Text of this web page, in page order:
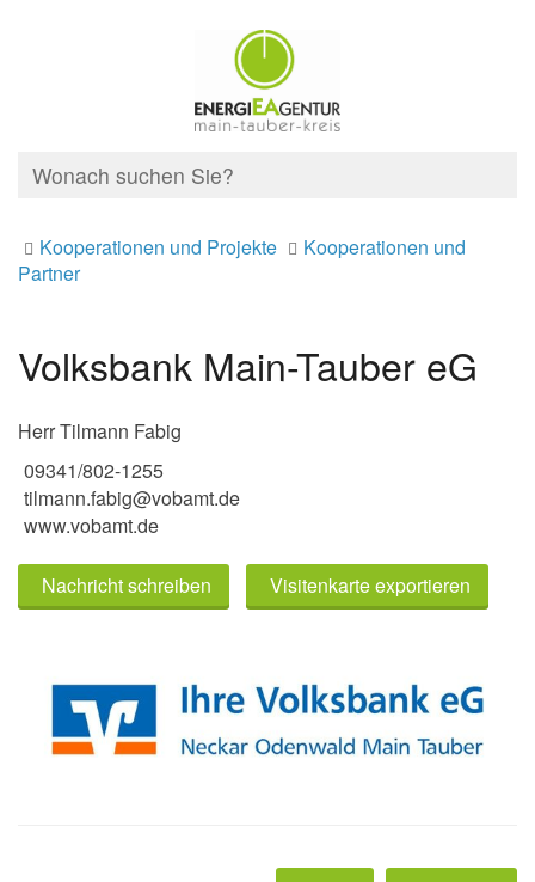
Kooperationen und Projekte
Kooperationen und
Partner
Volksbank Main-Tauber eG
Herr Tilmann Fabig
09341/802-1255
tilmann.fabig@vobamt.de
www.vobamt.de
Nachricht schreiben Visitenkarte exportieren